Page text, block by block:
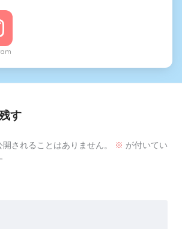
す
されることはありません。 ※ が付いてい